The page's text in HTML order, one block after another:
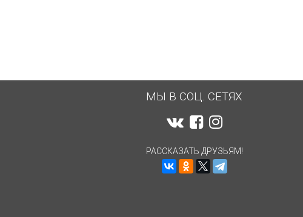
МЫ В СОЦ. СЕТЯХ
РАССКАЗАТЬ ДРУЗЬЯМ!